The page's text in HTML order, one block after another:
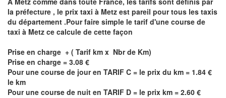
la préfecture , le prix taxi à Metz est pareil pour tous les taxis
du département .Pour faire simple le tarif d'une course de
taxi à Metz ce calcule de cette façon
Prise en charge + ( Tarif km x Nbr de Km)
Prise en charge = 3.08 €
Pour une course de jour en TARIF C = le prix du km = 1.84 €
le km
Pour une course de nuit en TARIF D = le prix km = 2.60 €